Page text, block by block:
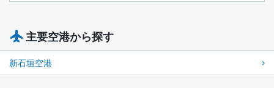
主要空港から探す
新石垣空港